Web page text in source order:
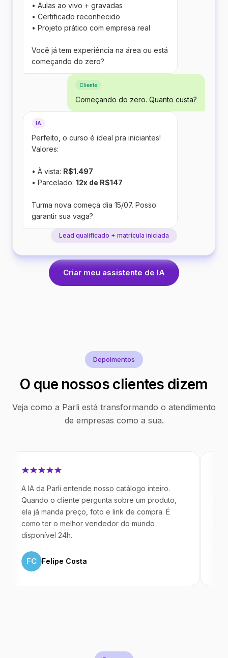
• Aulas ao vivo + gravadas
• Certificado reconhecido
• Projeto prático com empresa real
Você já tem experiência na área ou está
começando do zero?
Cliente
Começando do zero. Quanto custa?
IA
Perfeito, o curso é ideal pra iniciantes!
Valores:
• À vista: R$1.497
• Parcelado: 12x de R$147
Turma nova começa dia 15/07. Posso
garantir sua vaga?
Lead qualificado + matrícula iniciada
Criar meu assistente de IA
Depoimentos
O que nossos clientes dizem
Veja como a Parli está transformando o atendimento
de empresas como a sua.
IA da Parli entende nosso catálogo inteiro.
o cliente pergunta sobre um produto,
já manda preço, foto e link de compra. É
ter o melhor vendedor do mundo
24h.
Felipe Costa